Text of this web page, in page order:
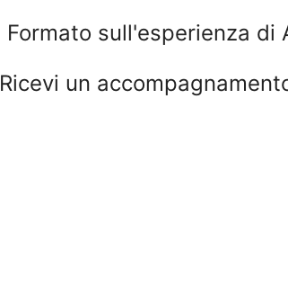
Formato sull'esperienza
Ricevi un